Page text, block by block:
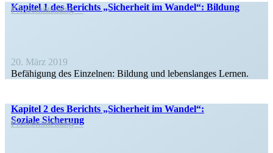
Kapitel 1 des Berichts „Sicherheit im Wandel“: Bildung
Presse­mit­teilung
20. März 2019
Befähigung des Einzelnen: Bildung und lebens­langes Lernen.
Kapitel 2 des Berichts „Sicherheit im Wandel“:
Soziale Sicherung
Presse­mit­teilung